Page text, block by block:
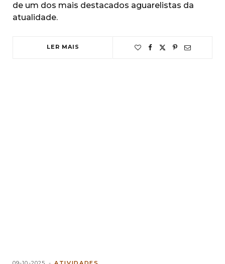
de um dos mais destacados aguarelistas da
atualidade.
LER MAIS